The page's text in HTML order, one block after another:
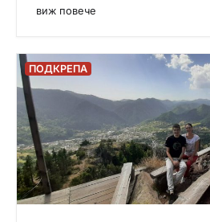
виж повече
ПОДКРЕПА